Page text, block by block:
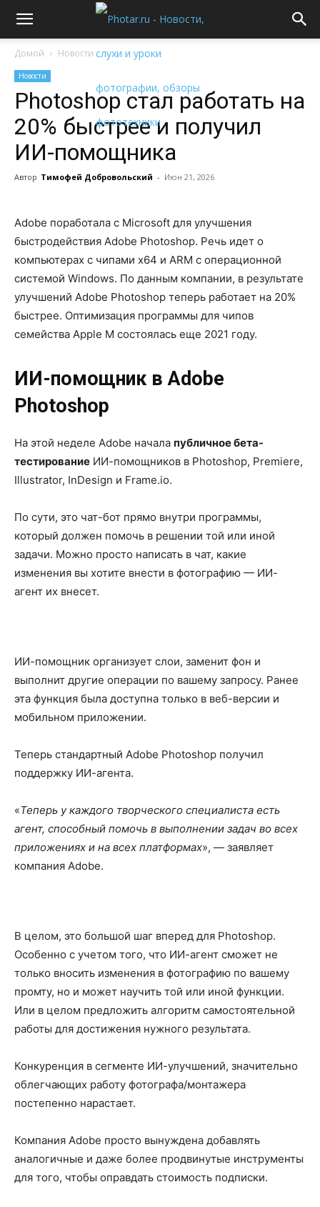
Домой Новости
Новости
Photoshop стал работать на
20% быстрее и получил
ИИ-помощника
Автор Тимофей Добровольский - Июн 21, 2026
Adobe поработала с Microsoft для улучшения
быстродействия Adobe Photoshop. Речь идет о
компьютерах с чипами x64 и ARM с операционной
системой Windows. По данным компании, в результате
улучшений Adobe Photoshop теперь работает на 20%
быстрее. Оптимизация программы для чипов
семейства Apple M состоялась еще 2021 году.
ИИ-помощник в Adobe
Photoshop
На этой неделе Adobe начала публичное бета-
тестирование ИИ-помощников в Photoshop, Premiere,
Illustrator, InDesign и Frame.io.
По сути, это чат-бот прямо внутри программы,
который должен помочь в решении той или иной
задачи. Можно просто написать в чат, какие
изменения вы хотите внести в фотографию — ИИ-
агент их внесет.
ИИ-помощник организует слои, заменит фон и
выполнит другие операции по вашему запросу. Ранее
эта функция была доступна только в веб-версии и
мобильном приложении.
Теперь стандартный Adobe Photoshop получил
поддержку ИИ-агента.
«Теперь у каждого творческого специалиста есть
агент, способный помочь в выполнении задач во всех
приложениях и на всех платформах», — заявляет
компания Adobe.
В целом, это большой шаг вперед для Photoshop.
Особенно с учетом того, что ИИ-агент сможет не
только вносить изменения в фотографию по вашему
промту, но и может научить той или иной функции.
Или в целом предложить алгоритм самостоятельной
работы для достижения нужного результата.
Конкуренция в сегменте ИИ-улучшений, значительно
облегчающих работу фотографа/монтажера
постепенно нарастает.
Компания Adobe просто вынуждена добавлять
аналогичные и даже более продвинутые инструменты
для того, чтобы оправдать стоимость подписки.